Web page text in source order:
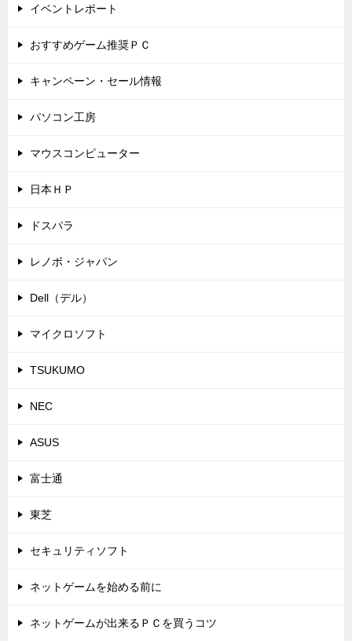
イベントレポート
おすすめゲーム推奨ＰＣ
キャンペーン・セール情報
パソコン工房
マウスコンピューター
日本ＨＰ
ドスパラ
レノボ・ジャパン
Dell（デル）
マイクロソフト
TSUKUMO
NEC
ASUS
富士通
東芝
セキュリティソフト
ネットゲームを始める前に
ネットゲームが出来るＰＣを買うコツ